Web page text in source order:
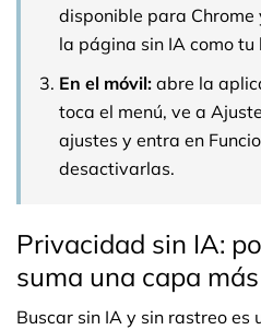
disponible para Chrome
la página sin IA como tu
En el móvil: abre la
toca el menú, ve a
ajustes y entra en
desactivarlas.
Privacidad sin IA:
suma una capa más
Buscar sin IA y sin rastreo es